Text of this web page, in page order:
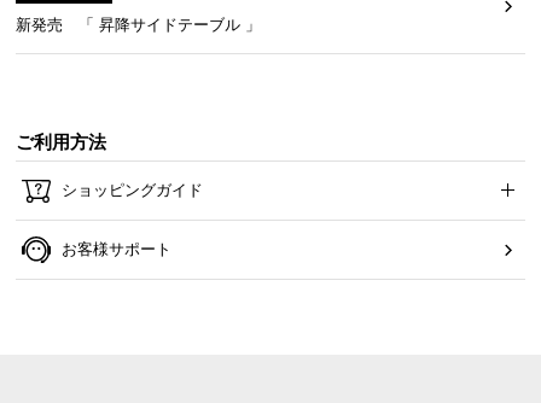
スライドレールで開閉なめらか
たくさん収納すると重くなってしまいがちな引き出
しの開閉も、少しの力で簡単に行えます。
新発売 「 昇降サイドテーブル 」
ご利用方法
ショッピングガイド
お客様サポート